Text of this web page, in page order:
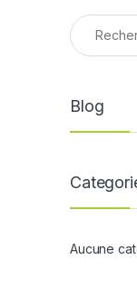
Blog
Aucune